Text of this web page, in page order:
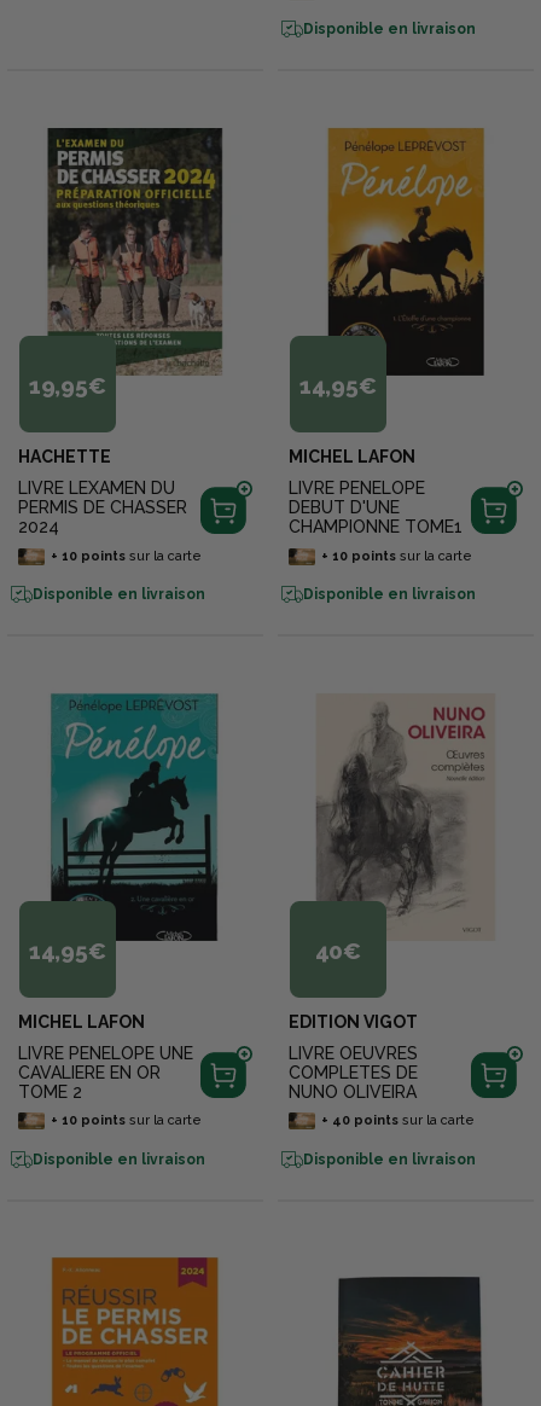
Disponible en livraison
19,95€
HACHETTE
LIVRE LEXAMEN DU
PERMIS DE CHASSER
2024
+ 10pointssur la carte
Disponible en livraison
14,95€
MICHEL LAFON
LIVRE PENELOPE
DEBUT D'UNE
CHAMPIONNE TOME1
+ 10pointssur la carte
Disponible en livraison
14,95€
MICHEL LAFON
LIVRE PENELOPE UNE
CAVALIERE EN OR
TOME 2
+ 10pointssur la carte
Disponible en livraison
40€
EDITION VIGOT
LIVRE OEUVRES
COMPLETES DE
NUNO OLIVEIRA
+ 40pointssur la carte
Disponible en livraison